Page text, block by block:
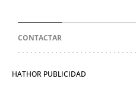
CONTACTAR
HATHOR PUBLICIDAD